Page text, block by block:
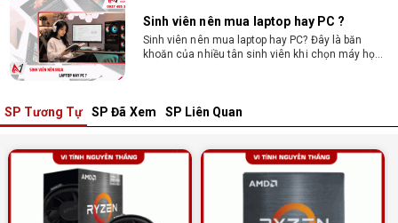
Sinh viên nên mua laptop hay PC ?
Sinh viên nên mua laptop hay PC? Đây là băn
khoăn của nhiều tân sinh viên khi chọn máy học
Laptop Sinh Viên 15–20 Triệu 2026: Cấu
Hình Nào Đáng Tiền?
Tìm laptop sinh viên 15–20 triệu phù hợp ngành
học năm 2026? Khám phá cách chọn cấu hình,
RAM, SSD, màn hình và khả năng nâng cấp hợp lý.
Tổng hợp 7 laptop sinh viên dưới 15 triệu
SP Tương Tự SP Đã Xem SP Liên Quan